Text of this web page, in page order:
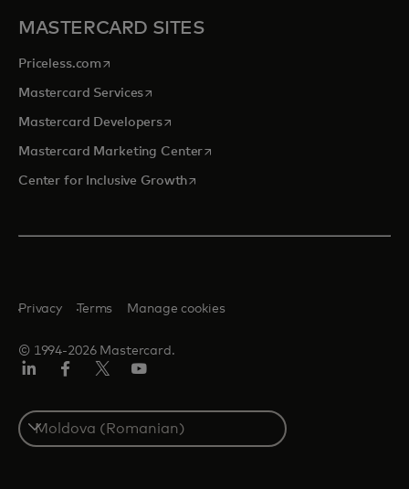
MASTERCARD SITES
Priceless.com opens in a new tab
Mastercard Servicesopens in a new tab
Mastercard Developersopens in a new tab
Mastercard Marketing Centeropens in a new tab
Center for Inclusive Growthopens in a new tab
© 1994-2026 Mastercard.
Privacy Terms Manage cookies
Select
a
country